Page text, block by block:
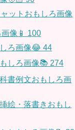
ットおもしろ画像
像📱 100
ろ画像😂 44
しろ画像📚 274
書例文おもしろ画
絵・落書きおもし